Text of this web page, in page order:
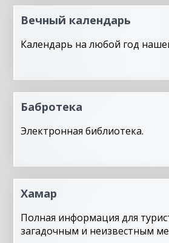
Вечный календарь
Календарь на любой год
Бабротека
Электронная библиотека.
Хамар
Полная информация для
загадочным и неизвестным